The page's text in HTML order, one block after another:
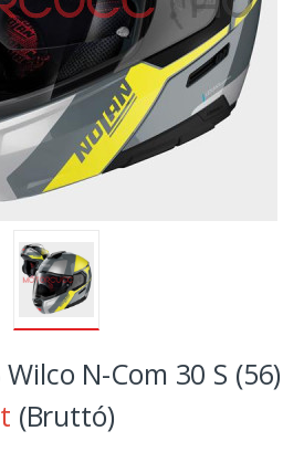
N-Com 30 S (56)
(Bruttó)